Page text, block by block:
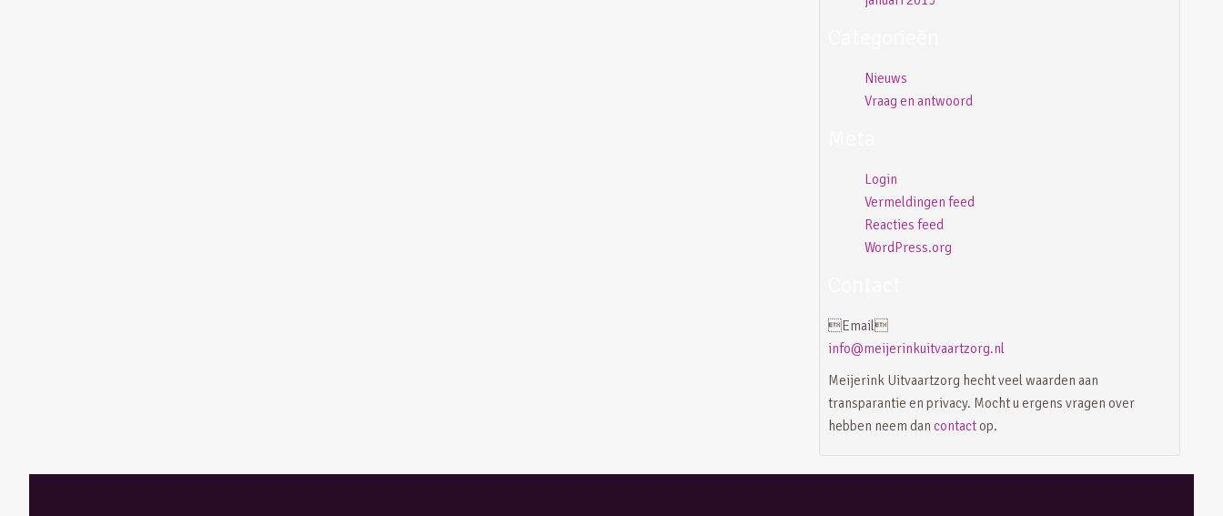
Nieuws
Vraag en antwoord
Login
Vermeldingen feed
Reacties feed
WordPress.org
Email
info@meijerinkuitvaartzorg.nl
Meijerink Uitvaartzorg hecht veel waarden aan
transparantie en privacy. Mocht u ergens vragen over
hebben neem dancontact op.